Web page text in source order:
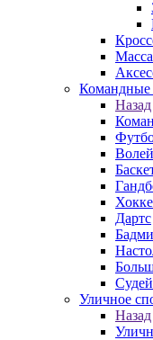
Командные
Назад
Дартс
Уличное
Назад